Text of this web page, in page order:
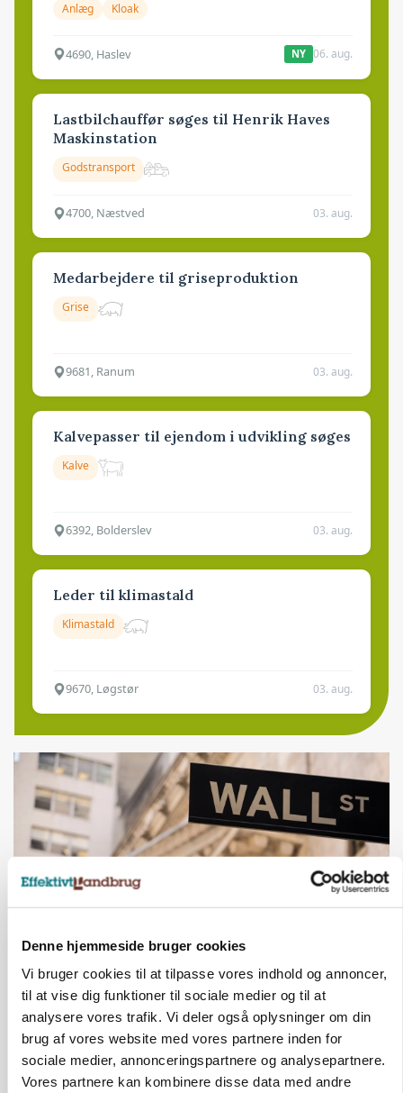
Denne hjemmeside bruger cookies
Vi bruger cookies til at tilpasse vores indhold og annoncer,
til at vise dig funktioner til sociale medier og til at
analysere vores trafik. Vi deler også oplysninger om din
brug af vores website med vores partnere inden for
sociale medier, annonceringspartnere og analysepartnere.
Vores partnere kan kombinere disse data med andre
Anlæg Kloak
4690, Haslev NY 06. aug.
Lastbilchauffør søges til Henrik Haves
Maskinstation
Godstransport
4700, Næstved 03. aug.
Medarbejdere til griseproduktion
Grise
9681, Ranum 03. aug.
Kalvepasser til ejendom i udvikling søges
Kalve
6392, Bolderslev 03. aug.
Leder til klimastald
Klimastald
9670, Løgstør 03. aug.
MARKEDSFOKUS
Nye aktierekorder – og den brutale lektie fra et
24-årigt finansgeni